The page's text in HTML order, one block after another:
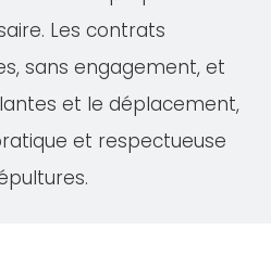
Les contrats
sans engagement, et
et le déplacement,
et respectueuse